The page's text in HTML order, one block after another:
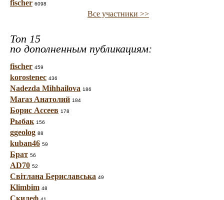
fischer 6098
Все участники >>
Топ 15
по дополненным публикациям:
fischer 459
korostenec 436
Nadezda Mihhailova 186
Магаз Анатолий 184
Борис Ассеев 178
Рыбак 156
ggeolog 88
kuban46 59
Брат 56
AD70 52
Світлана Бериславська 49
Klimbim 48
Скилеф